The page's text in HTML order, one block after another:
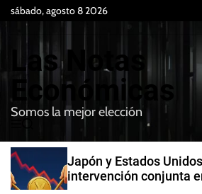
sábado, agosto 8 2026
Las Notas
Económicas
Somos la mejor elección
e
n
u
B
u
c
a
Japón y Estados
intervención conjunta